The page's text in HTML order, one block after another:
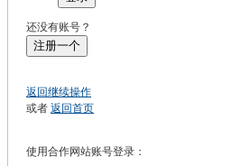
还没有账号？
注册一个
返回继续操作
或者 返回首页
使用合作网站账号登录：